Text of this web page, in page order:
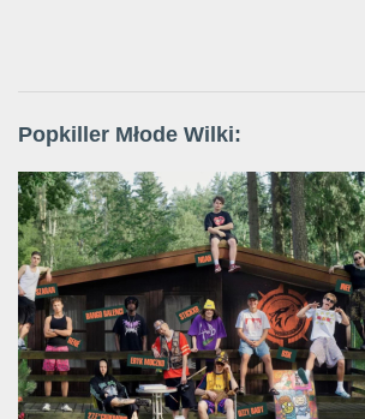
Popkiller Młode Wilki: